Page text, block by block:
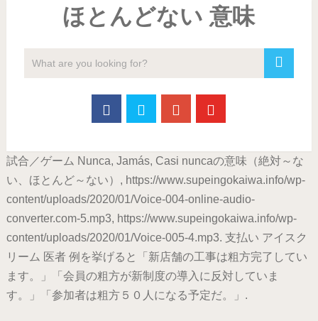
ほとんどない 意味
試合／ゲーム Nunca, Jamás, Casi nuncaの意味（絶対～な
い、ほとんど～ない）, https://www.supeingokaiwa.info/wp-
content/uploads/2020/01/Voice-004-online-audio-
converter.com-5.mp3, https://www.supeingokaiwa.info/wp-
content/uploads/2020/01/Voice-005-4.mp3. 支払い アイスク
リーム 医者 例を挙げると「新店舗の工事は粗方完了してい
ます。」「会員の粗方が新制度の導入に反対していま
す。」「参加者は粗方５０人になる予定だ。」.